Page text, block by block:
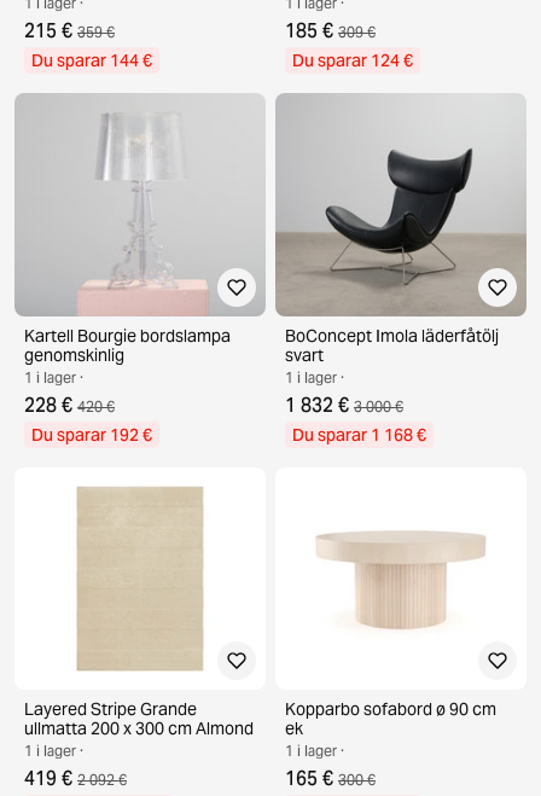
215 € 359 €
Du sparar 144 €
185 € 309 €
Du sparar 124 €
Kartell Bourgie bordslampa
genomskinlig
1 i lager ·
228 € 420 €
Du sparar 192 €
BoConcept Imola läderfåtölj
svart
1 i lager ·
1 832 € 3 000 €
Du sparar 1 168 €
Layered Stripe Grande
ullmatta 200 x 300 cm Almond
1 i lager ·
419 € 2 092 €
Kopparbo sofabord ø 90 cm
ek
1 i lager ·
165 € 300 €